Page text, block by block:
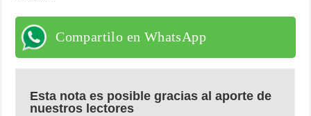
Compartilo en WhatsApp
Esta nota es posible gracias al aporte de
nuestros lectores